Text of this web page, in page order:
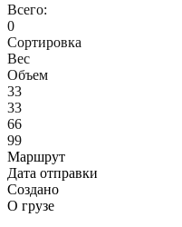
Всего:
0
Сортировка
Вес
Объем
33
33
66
99
Маршрут
Дата отправки
Создано
О грузе